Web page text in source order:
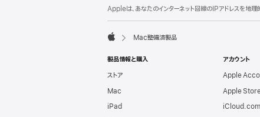
品
ッ
タ
注
Appleは、あなたのインターネット回線のIPアドレスを地
Mac整備済製品
製品情報と購入
ストア
Mac
iPad
アカウント
Apple
Apple Store
iCloud.com